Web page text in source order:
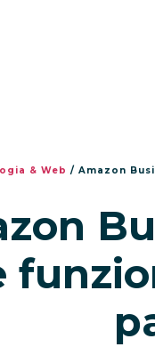
& Web / Amazon